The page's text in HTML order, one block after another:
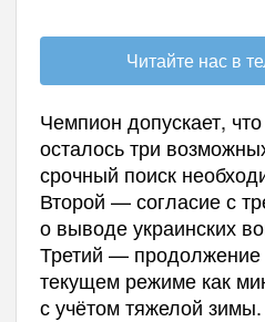
Читайте нас в
Чемпион допускает,
осталось три
срочный поиск
Второй — согласие с
о выводе украинских
Третий — продолжение
текущем режиме как
с учётом тяжелой